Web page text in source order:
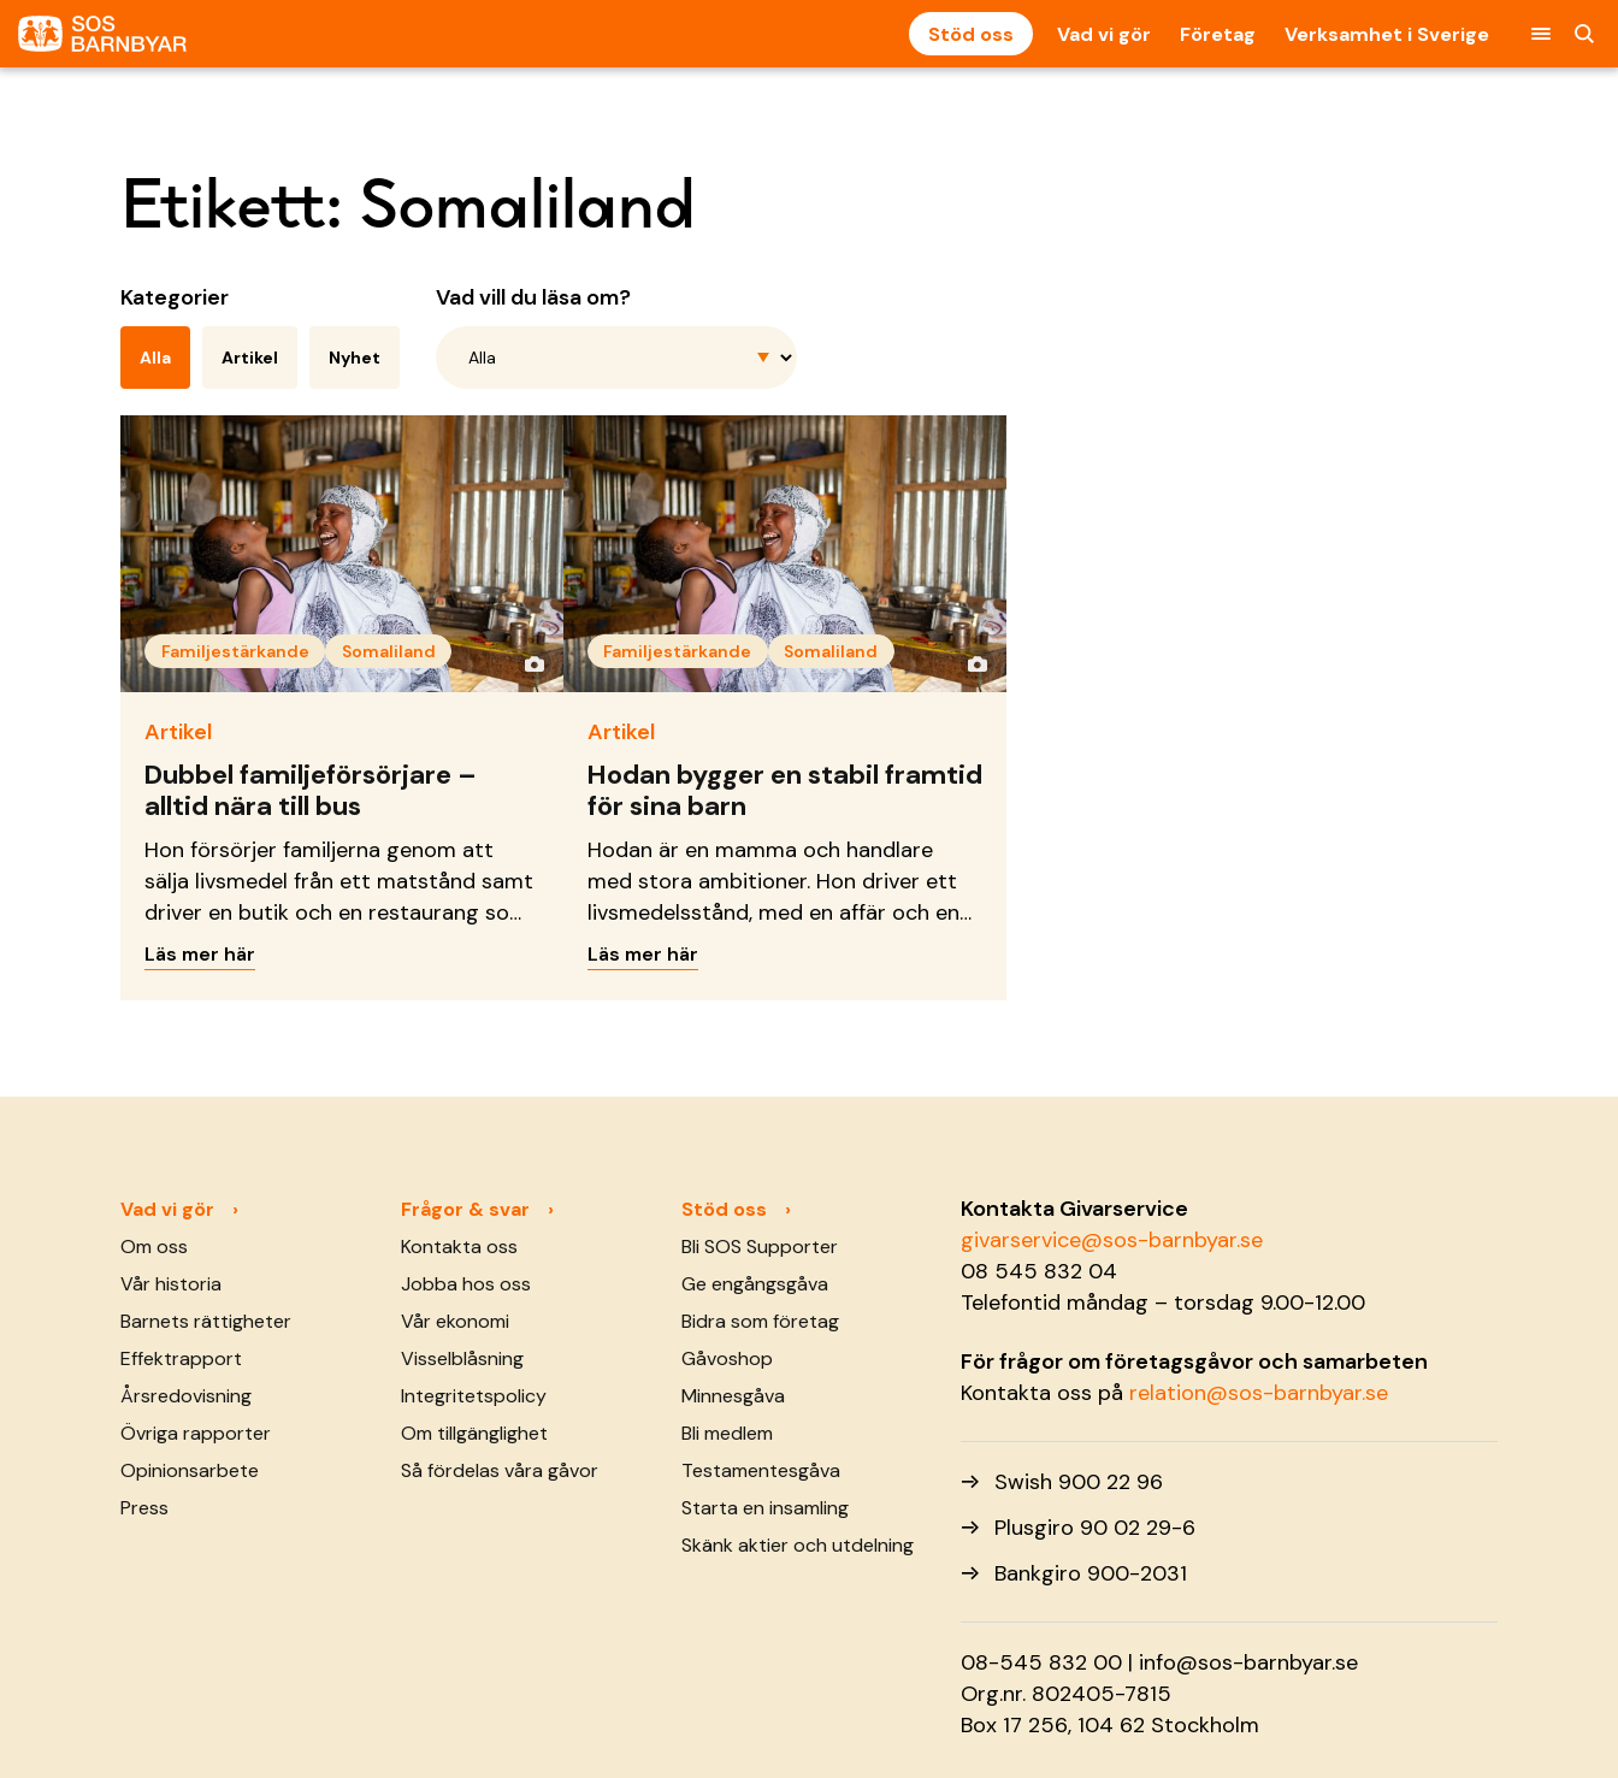
Stöd oss Vad vi gör Företag Verksamhet i Sverige
Etikett: Somaliland
Kategorier
Alla Artikel Nyhet
Vad vill du läsa om?
Familjestärkande Somaliland
Artikel
Dubbel familjeförsörjare –
alltid nära till bus
Hon försörjer familjerna genom att
sälja livsmedel från ett matstånd samt
driver en butik och en restaurang som
ligger längs en trafikerad väg i en av
Somalilands kuststäder. Hodan är
skratt. Hon ger sina kunder mycket
alltid-nara-till-bus/">Continued</a>
Läs mer här
Familjestärkande Somaliland
Artikel
Hodan bygger en stabil framtid
för sina barn
Hodan är en mamma och handlare
med stora ambitioner. Hon driver ett
livsmedelsstånd, med en affär och en
restaurang, i en av Somalilands
kuststäder. Hon lyckas få många
handlar medan de väljer ut vad de
barn/">Continued</a>
Läs mer här
Vad vi gör
Om oss
Vår historia
Barnets rättigheter
Effektrapport
Årsredovisning
Övriga rapporter
Opinionsarbete
Press
Frågor & svar
Kontakta oss
Jobba hos oss
Vår ekonomi
Visselblåsning
Integritetspolicy
Om tillgänglighet
Så fördelas våra gåvor
Stöd oss
Bli SOS Supporter
Ge engångsgåva
Bidra som företag
Gåvoshop
Minnesgåva
Bli medlem
Testamentesgåva
Starta en insamling
Skänk aktier och utdelning
Kontakta Givarservice
givarservice@sos-barnbyar.se
08 545 832 04
Telefontid måndag – torsdag 9.00-12.00
För frågor om företagsgåvor och samarbeten
Kontakta oss på relation@sos-barnbyar.se
Swish 900 22 96
Plusgiro 90 02 29-6
Bankgiro 900-2031
08-545 832 00 | info@sos-barnbyar.se
Org.nr. 802405-7815
Box 17 256, 104 62 Stockholm